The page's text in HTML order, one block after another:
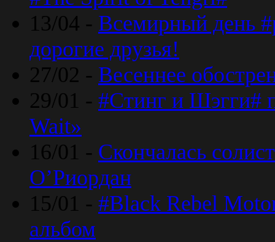
13/04 - Всемирный день
дорогие друзья!
27/02 - Весеннее
29/01 - #Стинг и Шэгги#
Wait»
16/01 - Скончалась
O’Риордан
15/01 - #Black Rebel
альбом